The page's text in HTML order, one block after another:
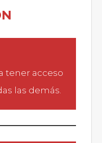
tener acceso
las demás.